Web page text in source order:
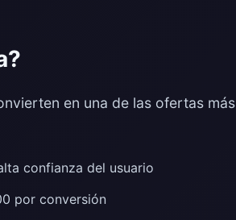
en una de las ofertas más
confianza del usuario
por conversión